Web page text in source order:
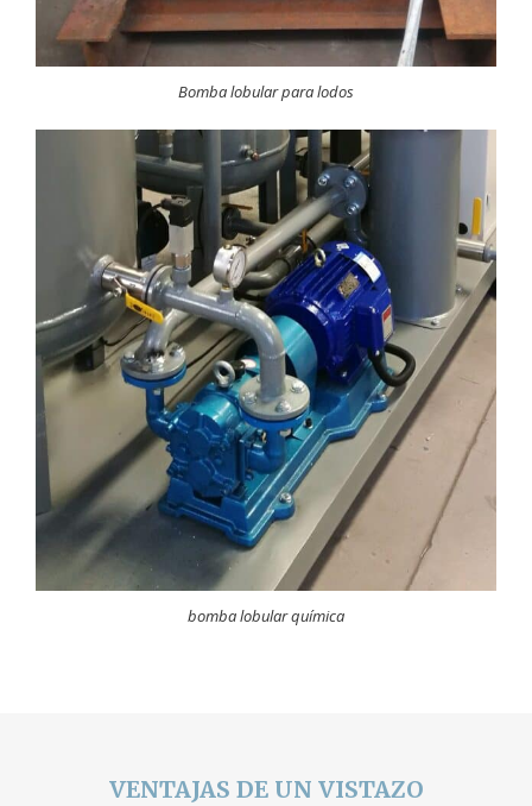
Bomba lobular para lodos
bomba lobular química
VENTAJAS DE UN VISTAZO